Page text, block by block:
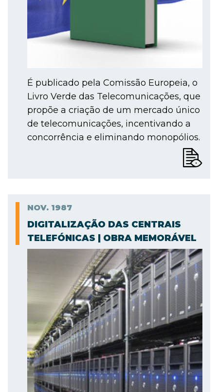
É publicado pela Comissão Europeia, o
Livro Verde das Telecomunicações, que
propõe a criação de um mercado único
de telecomunicações, incentivando a
concorrência e eliminando monopólios.
NOV. 1987
DIGITALIZAÇÃO DAS CENTRAIS
TELEFÓNICAS | OBRA MEMORÁVEL